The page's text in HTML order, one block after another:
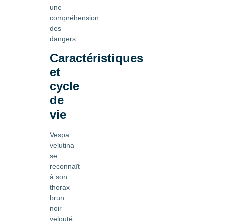
une
compréhension
des
dangers.
Caractéristiques
et
cycle
de
vie
Vespa
velutina
se
reconnaît
à son
thorax
brun
noir
velouté